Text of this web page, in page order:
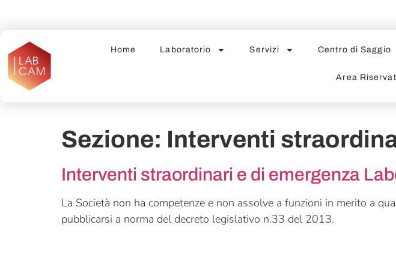
Home Laboratorio Servizi Centro di Saggio
Area
Sezione: Interventi
Interventi straordinari e di emergenza
La Società non ha competenze e non assolve a funzioni in merito a
pubblicarsi a norma del decreto legislativo n.33 del 2013.